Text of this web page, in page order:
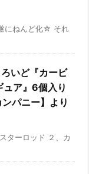
にねんど化☆ それ
ろいど『カービ
ュア』6個入り
パニー】より
ターロッド ２、カ